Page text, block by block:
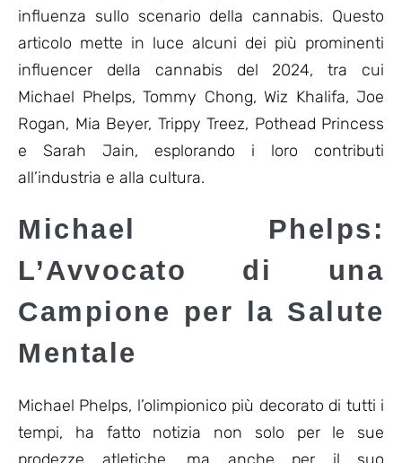
influenza sullo scenario della cannabis. Questo
articolo mette in luce alcuni dei più prominenti
influencer della cannabis del 2024, tra cui
Michael Phelps, Tommy Chong, Wiz Khalifa, Joe
Rogan, Mia Beyer, Trippy Treez, Pothead Princess
e Sarah Jain, esplorando i loro contributi
all’industria e alla cultura.
Michael Phelps:
L’Avvocato di una
Campione per la Salute
Mentale
Michael Phelps, l’olimpionico più decorato di tutti i
tempi, ha fatto notizia non solo per le sue